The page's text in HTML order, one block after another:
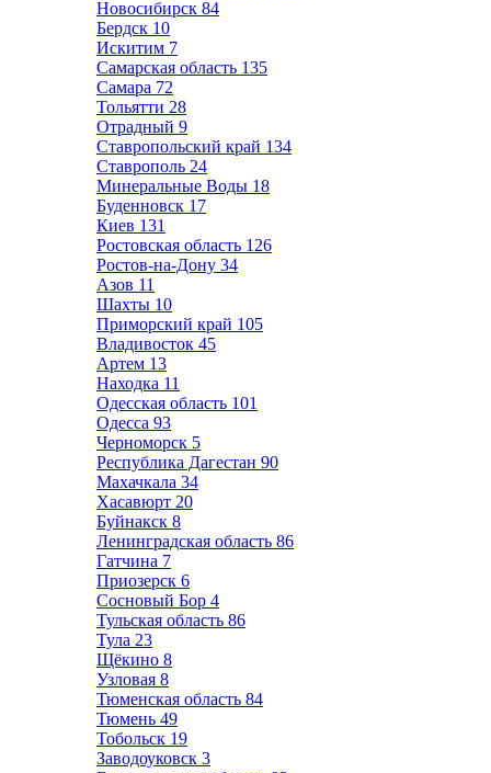
Новосибирск 84
Бердск 10
Искитим 7
Самарская область 135
Самара 72
Тольятти 28
Отрадный 9
Ставропольский край 134
Ставрополь 24
Минеральные Воды 18
Буденновск 17
Киев 131
Ростовская область 126
Ростов-на-Дону 34
Азов 11
Шахты 10
Приморский край 105
Владивосток 45
Артем 13
Находка 11
Одесская область 101
Одесса 93
Черноморск 5
Республика Дагестан 90
Махачкала 34
Хасавюрт 20
Буйнакск 8
Ленинградская область 86
Гатчина 7
Приозерск 6
Сосновый Бор 4
Тульская область 86
Тула 23
Щёкино 8
Узловая 8
Тюменская область 84
Тюмень 49
Тобольск 19
Заводоуковск 3